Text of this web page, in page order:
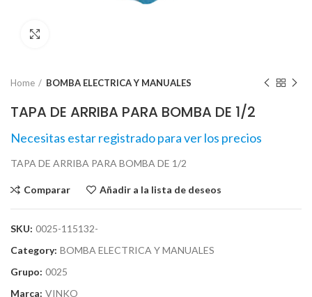
Home BOMBA ELECTRICA Y MANUALES
TAPA DE ARRIBA PARA BOMBA DE 1/2
Necesitas estar registrado para ver los precios
TAPA DE ARRIBA PARA BOMBA DE 1/2
Comparar Añadir a la lista de deseos
SKU: 0025-115132-
Category: BOMBA ELECTRICA Y MANUALES
Grupo: 0025
Marca: VINKO